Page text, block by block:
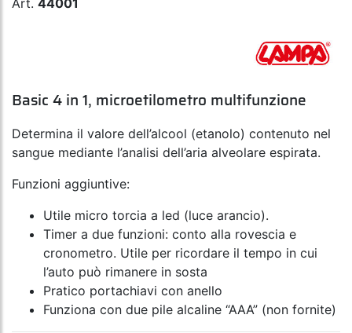
Art. 44001
Basic 4 in 1, microetilometro multifunzione
Determina il valore dell’alcool (etanolo) contenuto nel
sangue mediante l’analisi dell’aria alveolare espirata.
Funzioni aggiuntive:
Utile micro torcia a led (luce arancio).
Timer a due funzioni: conto alla rovescia e
cronometro. Utile per ricordare il tempo in cui
l’auto può rimanere in sosta
Pratico portachiavi con anello
Funziona con due pile alcaline “AAA” (non fornite)